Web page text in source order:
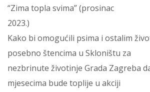
“Zima topla svima” (prosinac
2023.)
Kako bi omogućili psima i ostalim
posebno štencima u Skloništu za
nezbrinute životinje Grada Zagreba
mjesecima bude toplije u akciji